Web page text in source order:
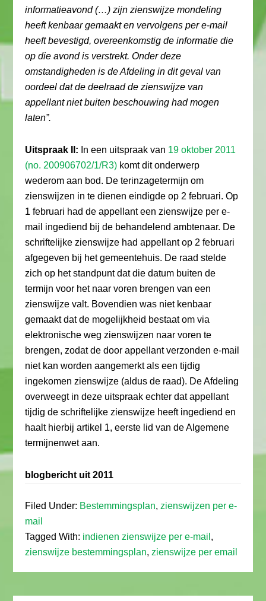
informatieavond (…) zijn zienswijze mondeling
heeft kenbaar gemaakt en vervolgens per e-mail
heeft bevestigd, overeenkomstig de informatie die
op die avond is verstrekt. Onder deze
omstandigheden is de Afdeling in dit geval van
oordeel dat de deelraad de zienswijze van
appellant niet buiten beschouwing had mogen
laten”.
Uitspraak II: In een uitspraak van 19 oktober 2011
(no. 200906702/1/R3) komt dit onderwerp
wederom aan bod. De terinzagetermijn om
zienswijzen in te dienen eindigde op 2 februari. Op
1 februari had de appellant een zienswijze per e-
mail ingediend bij de behandelend ambtenaar. De
schriftelijke zienswijze had appellant op 2 februari
afgegeven bij het gemeentehuis. De raad stelde
zich op het standpunt dat die datum buiten de
termijn voor het naar voren brengen van een
zienswijze valt. Bovendien was niet kenbaar
gemaakt dat de mogelijkheid bestaat om via
elektronische weg zienswijzen naar voren te
brengen, zodat de door appellant verzonden e-mail
niet kan worden aangemerkt als een tijdig
ingekomen zienswijze (aldus de raad). De Afdeling
overweegt in deze uitspraak echter dat appellant
tijdig de schriftelijke zienswijze heeft ingediend en
haalt hierbij artikel 1, eerste lid van de Algemene
termijnenwet aan.
blogbericht uit 2011
Filed Under: Bestemmingsplan,zienswijzen per e-
mail
Tagged With: indienen zienswijze per e-mail ,
zienswijze bestemmingsplan,zienswijze per email